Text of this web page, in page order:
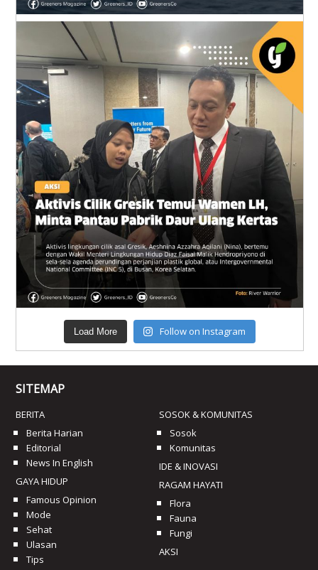
Load More Follow on Instagram
SITEMAP
BERITA
Berita Harian
Editorial
News In English
GAYA HIDUP
Famous Opinion
Mode
Sehat
Ulasan
Tips
SOSOK & KOMUNITAS
Sosok
Komunitas
IDE & INOVASI
RAGAM HAYATI
Flora
Fauna
Fungi
AKSI